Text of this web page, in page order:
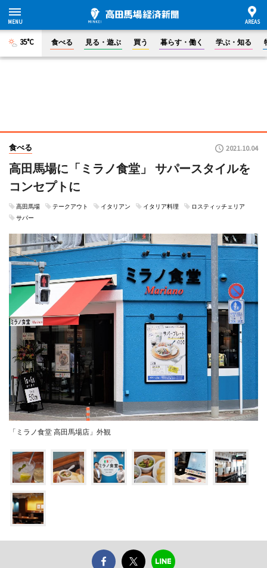
35°C 食べる 見る・遊ぶ 買う 暮らす・働く 学ぶ・知る
食べる 2021.10.04
高田馬場に「ミラノ食堂」 サパースタイルを
コンセプトに
高田馬場 テークアウト イタリアン イタリア料理
ロスティッチェリア
サパー
「ミラノ食堂 高田馬場店」外観